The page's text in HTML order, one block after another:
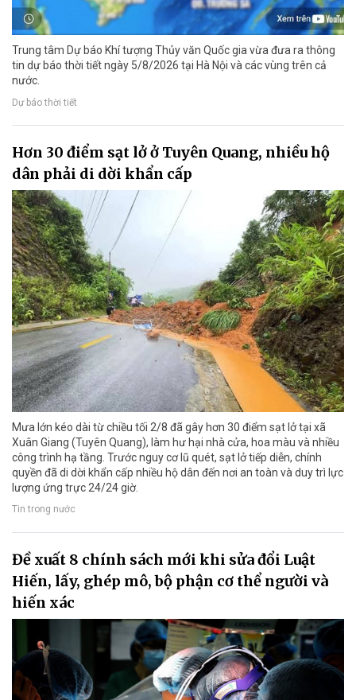
Trung tâm Dự báo Khí tượng Thủy văn Quốc gia vừa đưa ra thông
tin dự báo thời tiết ngày 5/8/2026 tại Hà Nội và các vùng trên cả
nước.
Dự báo thời tiết
Hơn 30 điểm sạt lở ở Tuyên Quang, nhiều hộ
dân phải di dời khẩn cấp
Mưa lớn kéo dài từ chiều tối 2/8 đã gây hơn 30 điểm sạt lở tại xã
Xuân Giang (Tuyên Quang), làm hư hại nhà cửa, hoa màu và nhiều
công trình hạ tầng. Trước nguy cơ lũ quét, sạt lở tiếp diễn, chính
quyền đã di dời khẩn cấp nhiều hộ dân đến nơi an toàn và duy trì lực
lượng ứng trực 24/24 giờ.
Tin trong nước
Đề xuất 8 chính sách mới khi sửa đổi Luật
Hiến, lấy, ghép mô, bộ phận cơ thể người và
hiến xác